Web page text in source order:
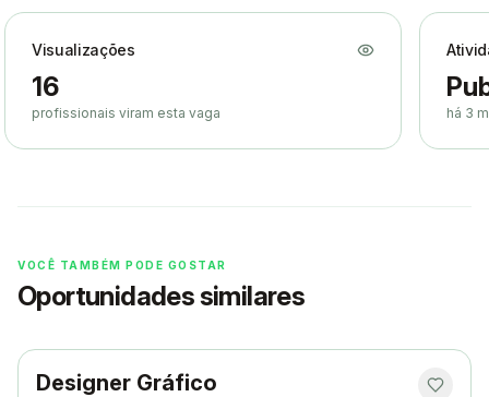
Visualizações
16
profissionais viram esta vaga há 3
VOCÊ TAMBÉM PODE GOSTAR
Oportunidades similares
Designer Gráfico